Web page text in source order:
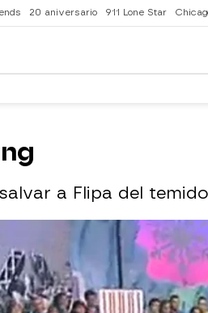
20 aniversario 911 Lone Star
a Flipa del